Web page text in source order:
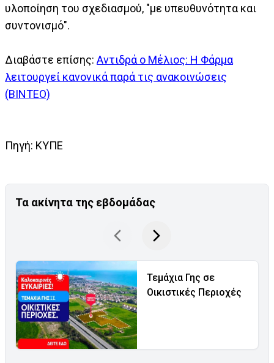
υλοποίηση του σχεδιασμού, "με υπευθυνότητα και
συντονισμό".
Διαβάστε επίσης: Αντιδρά ο Μέλιος: Η Φάρμα
λειτουργεί κανονικά παρά τις ανακοινώσεις
(ΒΙΝΤΕΟ)
Πηγή: ΚΥΠΕ
Τα ακίνητα της εβδομάδας
Τεμάχια Γης σε
Οικιστικές Περιοχές